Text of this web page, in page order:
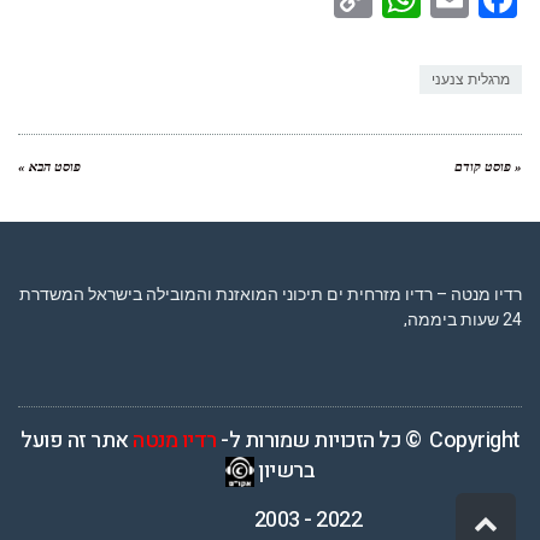
מרגלית צנעני
« פוסט קודם פוסט הבא »
רדיו מנטה – רדיו מזרחית ים תיכוני המואזנת והמובילה בישראל המשדרת
24 שעות ביממה,
Copyright © כל הזכויות שמורות ל- רדיו מנטהאתר זה פועל
ברשיון
2022 - 2003